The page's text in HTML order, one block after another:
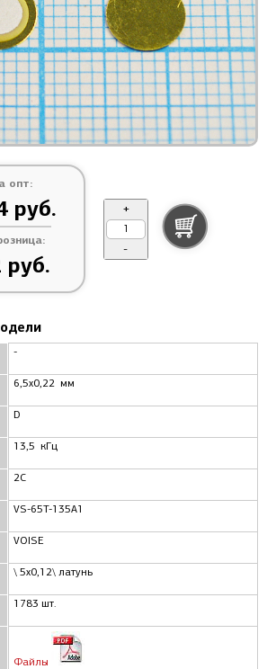
опт:
руб.
руб.
+
-
-
6,5x0,22 мм
D
13,5 кГц
2C
VS-65T-135A1
VOISE
\ 5x0,12\ латунь
1783 шт.
Файлы